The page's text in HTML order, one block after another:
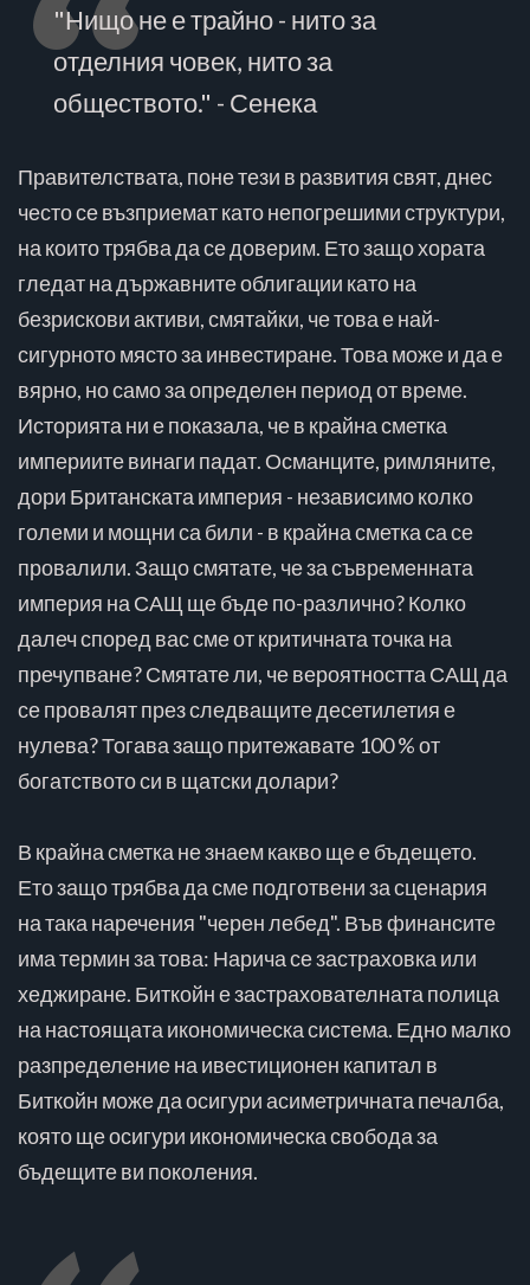
"Нищо не е трайно - нито за
отделния човек, нито за
обществото." - Сенека
Правителствата, поне тези в развития свят, днес
често се възприемат като непогрешими структури,
на които трябва да се доверим. Ето защо хората
гледат на държавните облигации като на
безрискови активи, смятайки, че това е най-
сигурното място за инвестиране. Това може и да е
вярно, но само за определен период от време.
Историята ни е показала, че в крайна сметка
империите винаги падат. Османците, римляните,
дори Британската империя - независимо колко
големи и мощни са били - в крайна сметка са се
провалили. Защо смятате, че за съвременната
империя на САЩ ще бъде по-различно? Колко
далеч според вас сме от критичната точка на
пречупване? Смятате ли, че вероятността САЩ да
се провалят през следващите десетилетия е
нулева? Тогава защо притежавате 100 % от
богатството си в щатски долари?
В крайна сметка не знаем какво ще е бъдещето.
Ето защо трябва да сме подготвени за сценария
на така наречения "черен лебед". Във финансите
има термин за това: Нарича се застраховка или
хеджиране. Биткойн е застрахователната полица
на настоящата икономическа система. Едно малко
разпределение на ивестиционен капитал в
Биткойн може да осигури асиметричната печалба,
която ще осигури икономическа свобода за
бъдещите ви поколения.